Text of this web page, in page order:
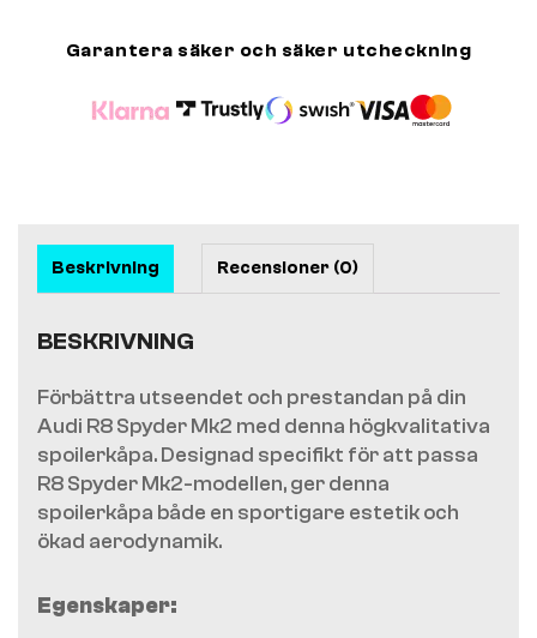
Garantera säker och säker utcheckning
Beskrivning Recensioner (0)
BESKRIVNING
Förbättra utseendet och prestandan på din
Audi R8 Spyder Mk2 med denna högkvalitativa
spoilerkåpa. Designad specifikt för att passa
R8 Spyder Mk2-modellen, ger denna
spoilerkåpa både en sportigare estetik och
ökad aerodynamik.
Egenskaper: